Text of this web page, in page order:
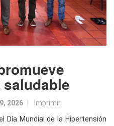
2026
Imprimir
Día Mundial de la Hipertensión